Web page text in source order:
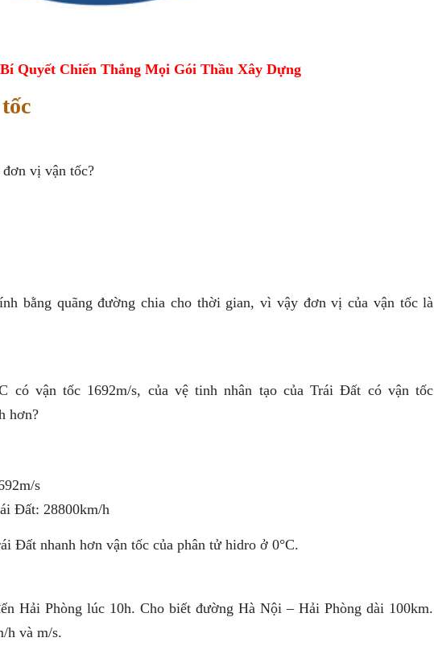
Quyết Chiến Thắng Mọi Gói Thầu Xây Dựng
vị vận tốc?
bằng quãng đường chia cho thời gian, vì vậy đơn vị của vận tốc là
có vận tốc 1692m/s, của vệ tinh nhân tạo của Trái Đất có vận tốc
hơn?
s
Đất: 28800km/h
Đất nhanh hơn vận tốc của phân tử hidro ở 0°C.
Hải Phòng lúc 10h. Cho biết đường Hà Nội – Hải Phòng dài 100km.
h và m/s.